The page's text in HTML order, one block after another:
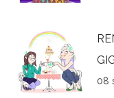
08